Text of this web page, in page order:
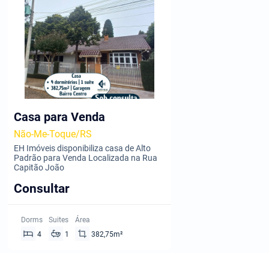
Casa para Venda
Não-Me-Toque/RS
EH Imóveis disponibiliza casa de Alto
Padrão para Venda Localizada na Rua
Capitão João
Consultar
Dorms
4
Suites
1
Área
382,75m²